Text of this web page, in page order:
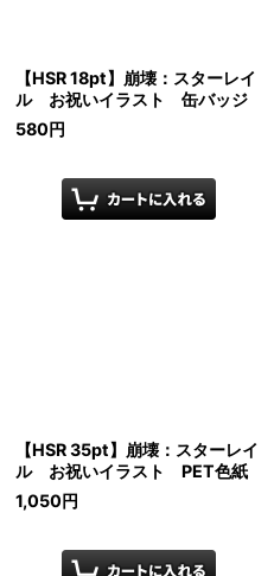
【HSR 18pt】崩壊：スターレイ
ル お祝いイラスト 缶バッジ
580円
【HSR 35pt】崩壊：スターレイ
ル お祝いイラスト PET色紙
1,050円